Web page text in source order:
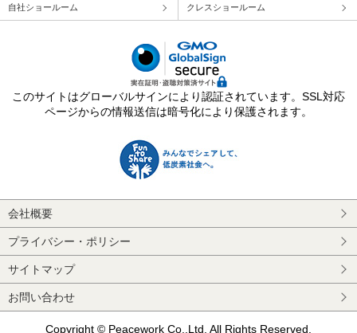
自社ショールーム クレスショールーム
このサイトはグローバルサインにより認証されています。SSL対応
ページからの情報送信は暗号化により保護されます。
会社概要
プライバシー・ポリシー
サイトマップ
お問い合わせ
Copyright © Peacework Co.,Ltd. All Rights Reserved.